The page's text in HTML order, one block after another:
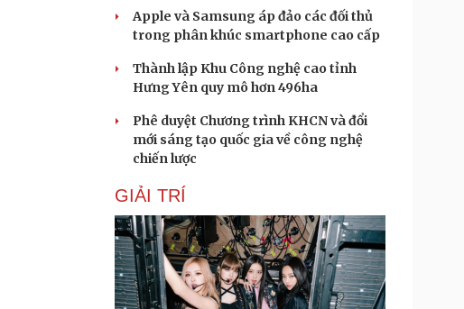
Apple và Samsung áp đảo các đối thủ
trong phân khúc smartphone cao cấp
Thành lập Khu Công nghệ cao tỉnh
Hưng Yên quy mô hơn 496ha
Phê duyệt Chương trình KHCN và đổi
mới sáng tạo quốc gia về công nghệ
chiến lược
GIẢI TRÍ